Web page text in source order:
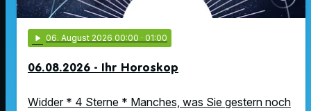
play_arrow 06. August 2026 00:00 · 01:00
06.08.2026 - Ihr Horoskop
Widder * 4 Sterne * Manches, was Sie gestern noch